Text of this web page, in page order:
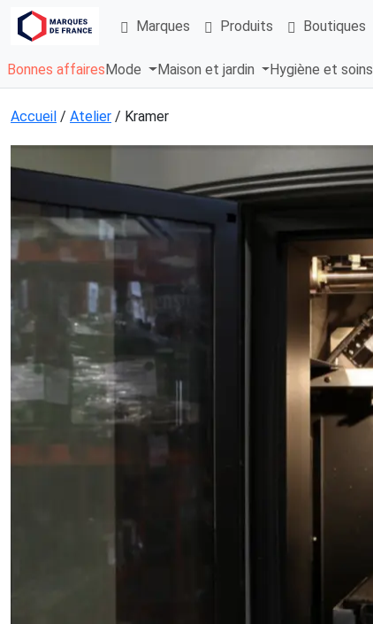
Marques Produits Boutiques
Bonnes affaires Mode Maison et jardin Hygiène et soins
Accueil / Atelier / Kramer